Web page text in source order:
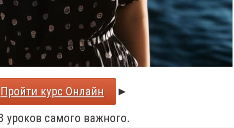
Пройти курс Онлайн
►
уроков самого важного.